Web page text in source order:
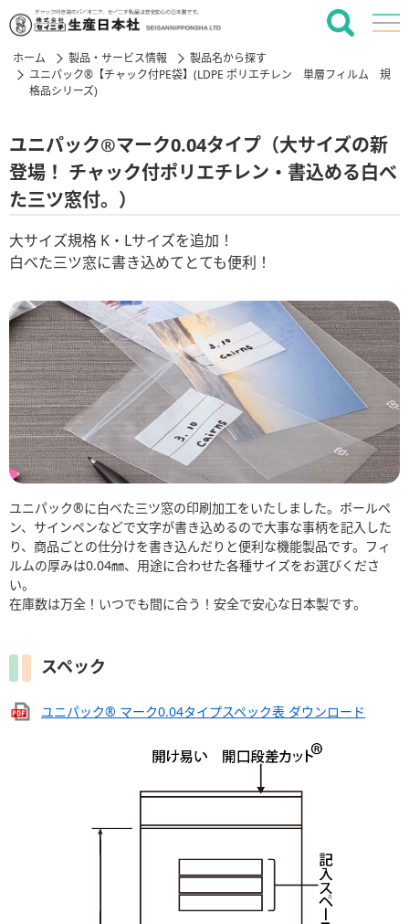
ホーム 製品・サービス情報
製品名から探す
ユニパック®【チャック付PE袋】(LDPE ポリエチレン 単層フィルム 規
格品シリーズ)
ユニパック®マーク0.04タイプ（大サイズの新
登場！ チャック付ポリエチレン・書込める白べ
た三ツ窓付。）
大サイズ規格 K・Lサイズを追加！
白べた三ツ窓に書き込めてとても便利！
ユニパック®に白べた三ツ窓の印刷加工をいたしました。ボールペ
ン、サインペンなどで文字が書き込めるので大事な事柄を記入した
り、商品ごとの仕分けを書き込んだりと便利な機能製品です。フィ
ルムの厚みは0.04㎜、用途に合わせた各種サイズをお選びくださ
い。
在庫数は万全！いつでも間に合う！安全で安心な日本製です。
スペック
ユニパック® マーク0.04タイプスペック表 ダウンロード